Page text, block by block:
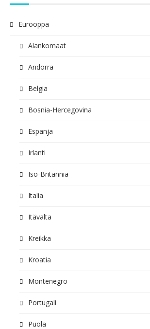
Eurooppa
Alankomaat
Andorra
Belgia
Bosnia-Hercegovina
Espanja
Irlanti
Iso-Britannia
Italia
Itävalta
Kreikka
Kroatia
Montenegro
Portugali
Puola